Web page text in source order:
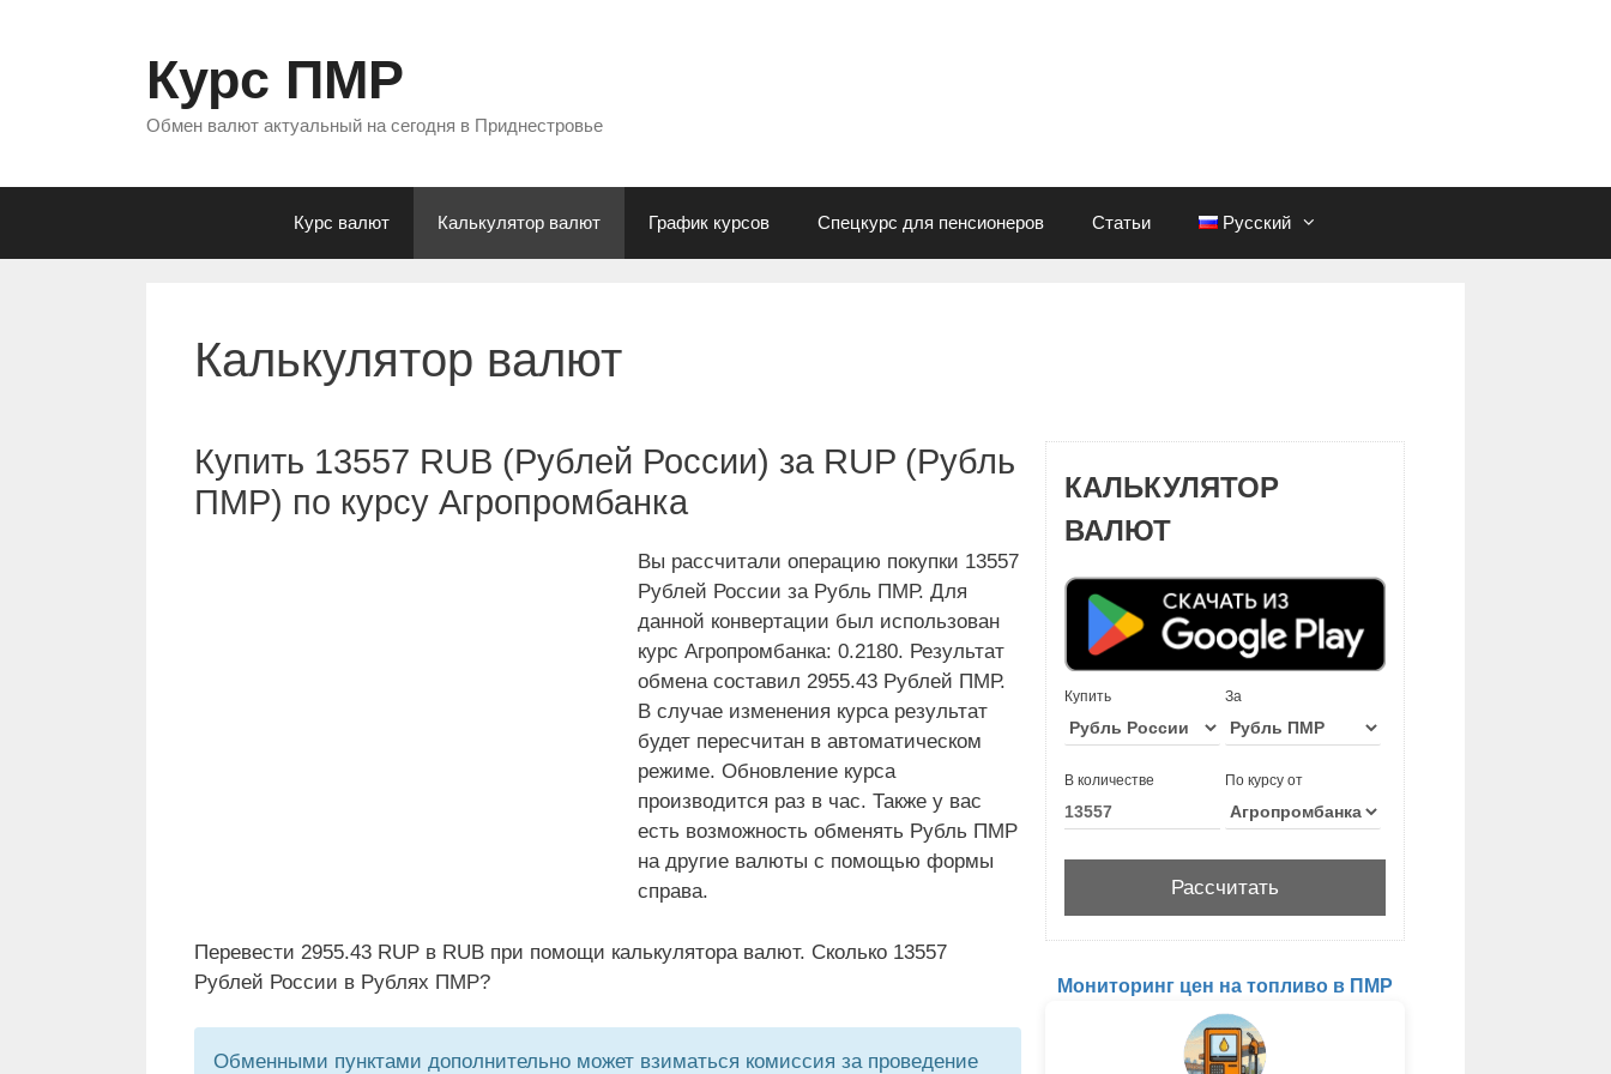
Курс ПМР
Обмен валют актуальный на сегодня в Приднестровье
Курс валют Калькулятор валют График курсов Спецкурс для пенсионеров Статьи Русский
Калькулятор валют
Купить 13557 RUB (Рублей России) за RUP (Рубль
ПМР) по курсу Агропромбанка
Вы рассчитали операцию покупки 13557
Рублей России за Рубль ПМР. Для
данной конвертации был использован
курс Агропромбанка: 0.2180. Результат
обмена составил 2955.43 Рублей ПМР.
В случае изменения курса результат
будет пересчитан в автоматическом
режиме. Обновление курса
производится раз в час. Также у вас
есть возможность обменять Рубль ПМР
на другие валюты с помощью формы
справа.
Перевести 2955.43 RUP в RUB при помощи калькулятора валют. Сколько 13557
Рублей России в Рублях ПМР?
Обменными пунктами дополнительно может взиматься комиссия за проведение
КАЛЬКУЛЯТОР
ВАЛЮТ
Купить За
В количестве По курсу от
Мониторинг цен на топливо в ПМР